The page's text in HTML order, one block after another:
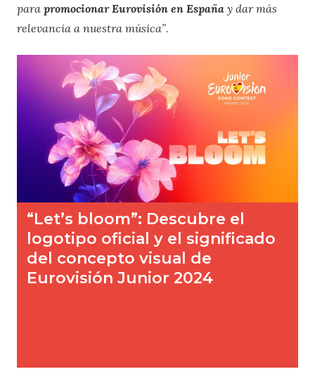
para promocionar Eurovisión en España y dar más
relevancia a nuestra música”.